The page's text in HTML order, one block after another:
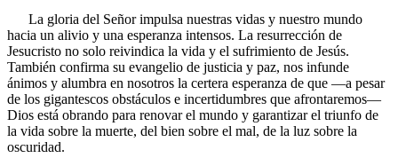
La gloria del Señor impulsa nuestras vidas y nuestro mundo
hacia un alivio y una esperanza intensos. La resurrección de
Jesucristo no solo reivindica la vida y el sufrimiento de Jesús.
También confirma su evangelio de justicia y paz, nos infunde
ánimos y alumbra en nosotros la certera esperanza de que —a pesar
de los gigantescos obstáculos e incertidumbres que afrontaremos—
Dios está obrando para renovar el mundo y garantizar el triunfo de
la vida sobre la muerte, del bien sobre el mal, de la luz sobre la
oscuridad.